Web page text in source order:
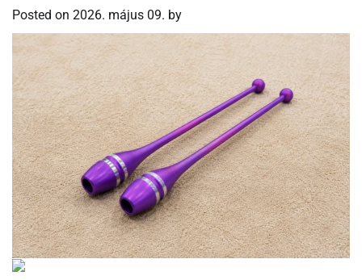
Posted on 2026. május 09. by